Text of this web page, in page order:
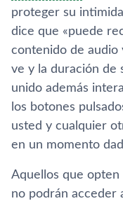
proteger su
dice que «puede
contenido de audio
ve y la duración de
unido además
los botones
usted y cualquier
en un momento
Aquellos que
no podrán acceder